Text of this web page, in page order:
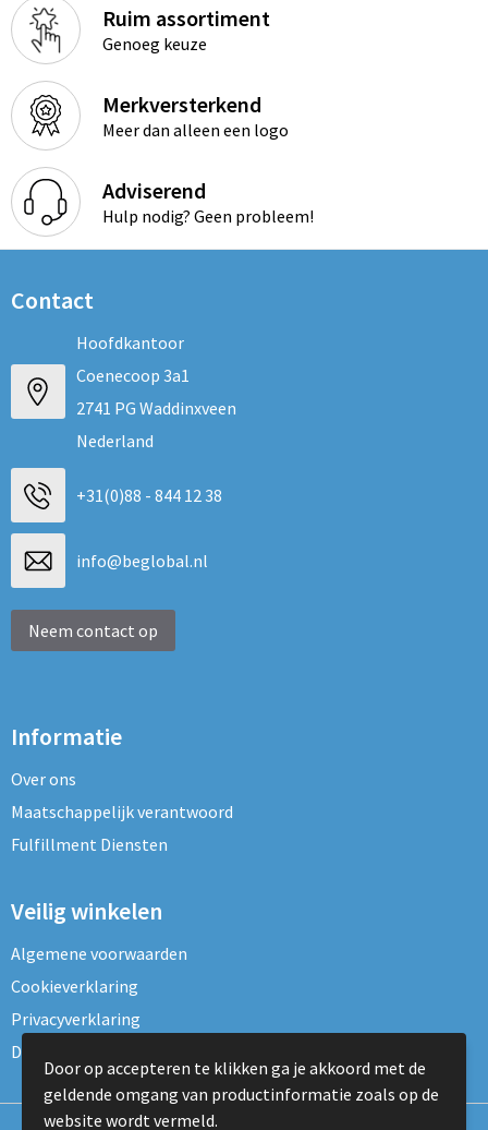
Ruim assortiment
Genoeg keuze
Merkversterkend
Meer dan alleen een logo
Adviserend
Hulp nodig? Geen probleem!
Contact
Hoofdkantoor
Coenecoop 3a1
2741 PG Waddinxveen
Nederland
+31(0)88 - 844 12 38
info@beglobal.nl
Neem contact op
Informatie
Over ons
Maatschappelijk verantwoord
Fulfillment Diensten
Veilig winkelen
Algemene voorwaarden
Cookieverklaring
Privacyverklaring
Disclaimer
Door op accepteren te klikken ga je akkoord met de
geldende omgang van productinformatie zoals op de
website wordt vermeld.